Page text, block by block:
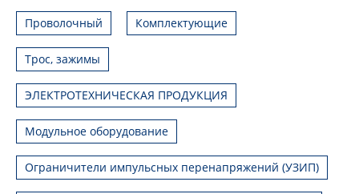
Проволочный Комплектующие
Трос, зажимы
ЭЛЕКТРОТЕХНИЧЕСКАЯ ПРОДУКЦИЯ
Модульное оборудование
Ограничители импульсных перенапряжений (УЗИП)